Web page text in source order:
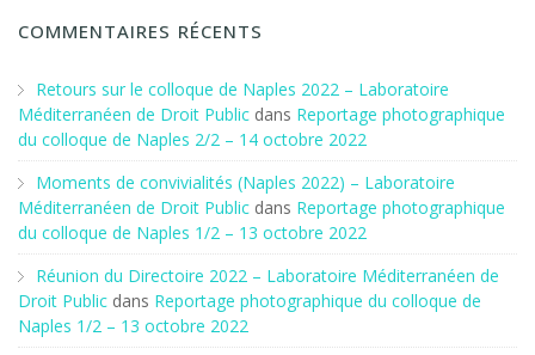
COMMENTAIRES RÉCENTS
Retours sur le colloque de Naples 2022 – Laboratoire
Méditerranéen de Droit Public dans Reportage photographique
du colloque de Naples 2/2 – 14 octobre 2022
Moments de convivialités (Naples 2022) – Laboratoire
Méditerranéen de Droit Public dans Reportage photographique
du colloque de Naples 1/2 – 13 octobre 2022
Réunion du Directoire 2022 – Laboratoire Méditerranéen de
Droit Public dans Reportage photographique du colloque de
Naples 1/2 – 13 octobre 2022